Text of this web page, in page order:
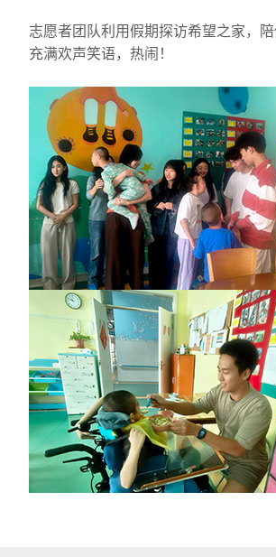
志愿者团队利用假期探访希望之家，
充满欢声笑语，热闹！